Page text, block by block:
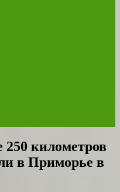
250 километров
в Приморье в